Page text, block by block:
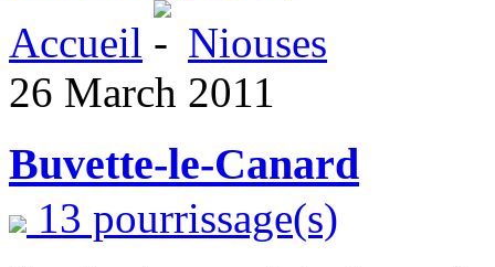
Accueil
Niouses
26 March 2011
Buvette-le-Canard
13 pourrissage(s)